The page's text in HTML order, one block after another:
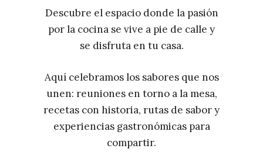
Descubre el espacio donde la pasión
por la cocina se vive a pie de calle y
se disfruta en tu casa.
Aquí celebramos los sabores que nos
unen: reuniones en torno a la mesa,
recetas con historia, rutas de sabor y
experiencias gastronómicas para
compartir.